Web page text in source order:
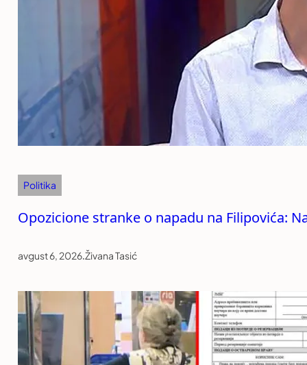
Politika
Opozicione stranke o napadu na Filipovića:
avgust 6, 2026.Živana Tasić